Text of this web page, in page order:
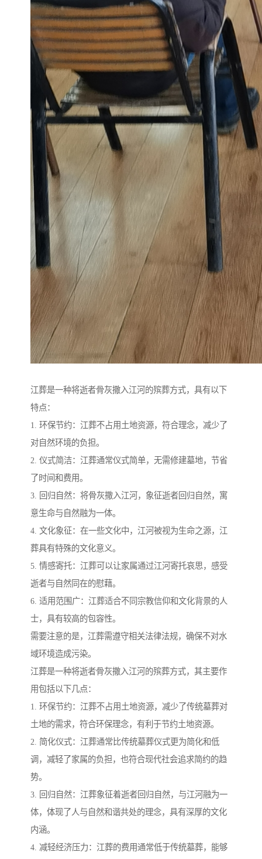
江葬是一种将逝者骨灰撒入江河的殡葬方式，具有以下
特点：
1. 环保节约：江葬不占用土地资源，符合理念，减少了
对自然环境的负担。
2. 仪式简洁：江葬通常仪式简单，无需修建墓地，节省
了时间和费用。
3. 回归自然：将骨灰撒入江河，象征逝者回归自然，寓
意生命与自然融为一体。
4. 文化象征：在一些文化中，江河被视为生命之源，江
葬具有特殊的文化意义。
5. 情感寄托：江葬可以让家属通过江河寄托哀思，感受
逝者与自然同在的慰藉。
6. 适用范围广：江葬适合不同宗教信仰和文化背景的人
士，具有较高的包容性。
需要注意的是，江葬需遵守相关法律法规，确保不对水
域环境造成污染。
江葬是一种将逝者骨灰撒入江河的殡葬方式，其主要作
用包括以下几点：
1. 环保节约：江葬不占用土地资源，减少了传统墓葬对
土地的需求，符合环保理念，有利于节约土地资源。
2. 简化仪式：江葬通常比传统墓葬仪式更为简化和低
调，减轻了家属的负担，也符合现代社会追求简约的趋
势。
3. 回归自然：江葬象征着逝者回归自然，与江河融为一
体，体现了人与自然和谐共处的理念，具有深厚的文化
内涵。
4. 减轻经济压力：江葬的费用通常低于传统墓葬，能够